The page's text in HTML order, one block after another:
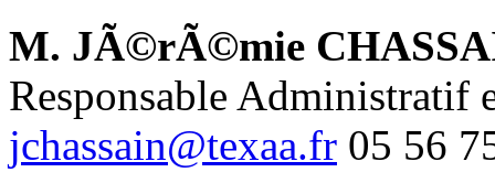
M. JÃ©rÃ©mie
Responsable Administratif
jchassain@texaa.fr 05 56